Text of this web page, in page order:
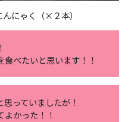
にゃく（×２本）
べたいと思います！！
っていましたが！
かった！！